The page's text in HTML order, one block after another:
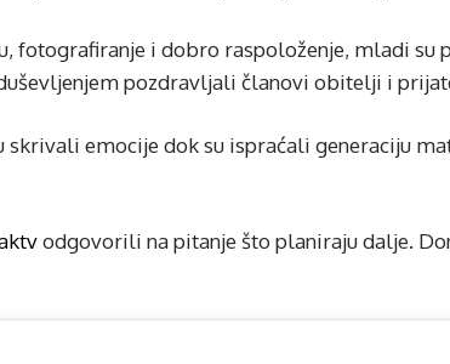
fotografiranje i dobro raspoloženje, mladi
pozdravljali članovi obitelji i
skrivali emocije dok su ispraćali generaciju
odgovorili na pitanje što planiraju dalje.